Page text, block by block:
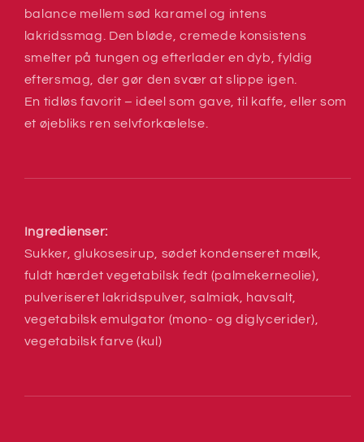
balance mellem sød karamel og intens
lakridssmag. Den bløde, cremede konsistens
smelter på tungen og efterlader en dyb, fyldig
eftersmag, der gør den svær at slippe igen.
En tidløs favorit – ideel som gave, til kaffe, eller som
et øjebliks ren selvforkælelse.
Ingredienser:
Sukker, glukosesirup, sødet kondenseret mælk,
fuldt hærdet vegetabilsk fedt (palmekerneolie),
pulveriseret lakridspulver, salmiak, havsalt,
vegetabilsk emulgator (mono- og diglycerider),
vegetabilsk farve (kul)